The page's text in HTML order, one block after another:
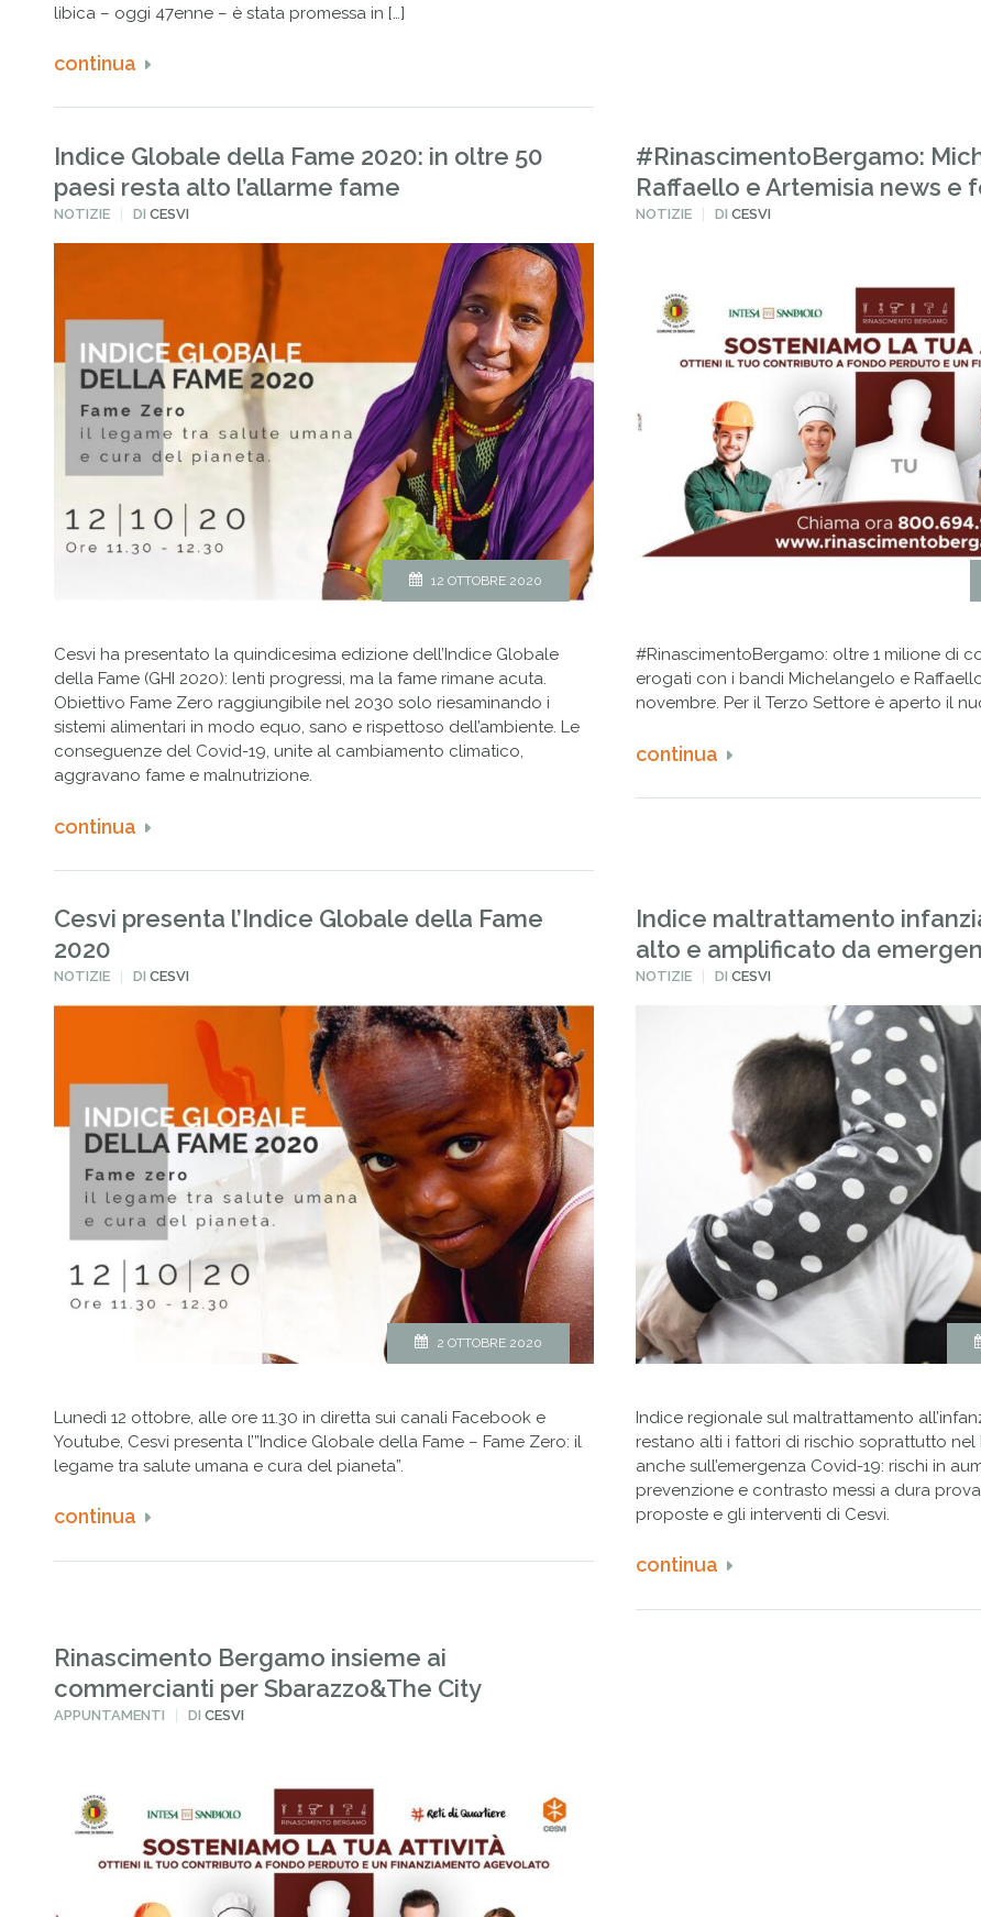
libica – oggi 47enne – è stata promessa in […]
continua
Indice Globale della Fame 2020: in oltre 50
paesi resta alto l’allarme fame
PUBBLICATO
NOTIZIE DICESVI
12 OTTOBRE 2020
Cesvi ha presentato la quindicesima edizione dell’Indice Globale
della Fame (GHI 2020): lenti progressi, ma la fame rimane acuta.
Obiettivo Fame Zero raggiungibile nel 2030 solo riesaminando i
sistemi alimentari in modo equo, sano e rispettoso dell’ambiente. Le
conseguenze del Covid-19, unite al cambiamento climatico,
aggravano fame e malnutrizione.
continua
#RinascimentoBergamo:
Raffaello e Artemisia news e
PUBBLICATO
NOTIZIE DICESVI
#RinascimentoBergamo: oltre 1 milione di
erogati con i bandi Michelangelo e
novembre. Per il Terzo Settore è aperto il
continua
Cesvi presenta l’Indice Globale della Fame
2020
PUBBLICATO
NOTIZIE DICESVI
2 OTTOBRE 2020
Lunedì 12 ottobre, alle ore 11.30 in diretta sui canali Facebook e
Youtube, Cesvi presenta l’”Indice Globale della Fame – Fame Zero: il
legame tra salute umana e cura del pianeta”.
continua
Indice maltrattamento
alto e amplificato da
PUBBLICATO
NOTIZIE DICESVI
Indice regionale sul maltrattamento
restano alti i fattori di rischio soprattutto nel
anche sull’emergenza Covid-19: rischi in
prevenzione e contrasto messi a dura
proposte e gli interventi di Cesvi.
continua
Rinascimento Bergamo insieme ai
commercianti per Sbarazzo&The City
PUBBLICATO
APPUNTAMENTI DICESVI